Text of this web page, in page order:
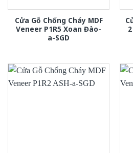
Cửa Gỗ Chống Cháy MDF
Veneer P1R5 Xoan Đào-
a-SGD